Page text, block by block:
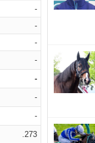
-
-
-
-
-
-
-
.273